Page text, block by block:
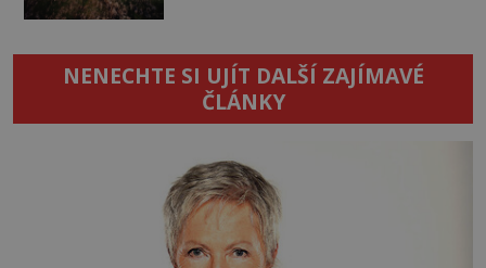
NENECHTE SI UJÍT DALŠÍ ZAJÍMAVÉ
ČLÁNKY